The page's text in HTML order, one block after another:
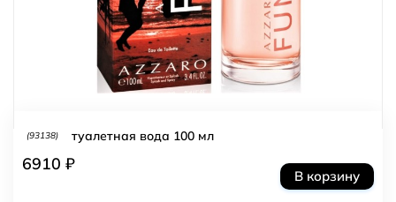
(93138) туалетная вода 100 мл
6910 ₽
В корзину